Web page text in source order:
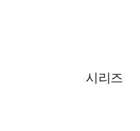
시리즈